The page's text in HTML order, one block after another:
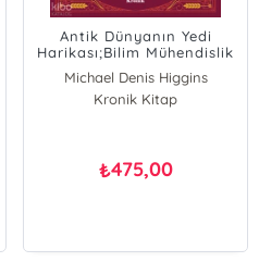
Antik Dünyanın Yedi
Harikası;Bilim Mühendislik
ve Teknoloji
Michael Denis Higgins
Kronik Kitap
₺475,00